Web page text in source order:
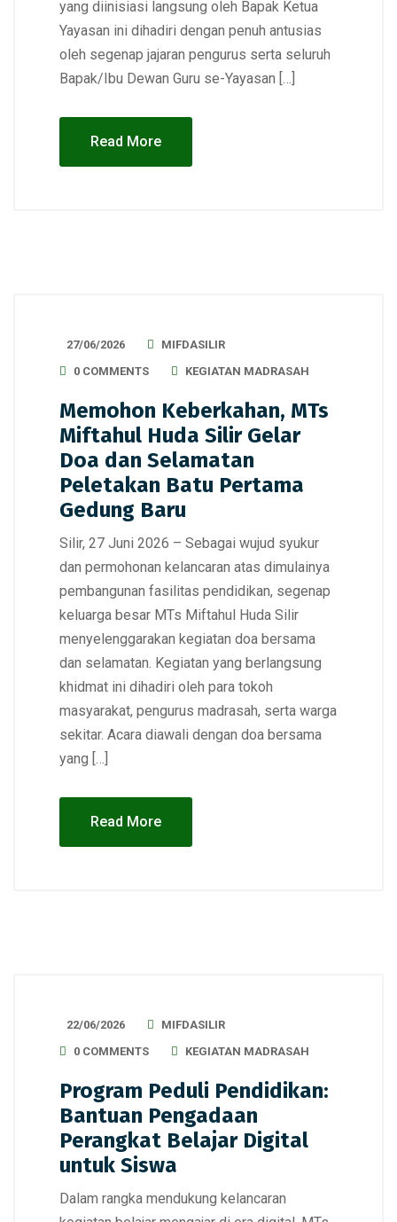
yang diinisiasi langsung oleh Bapak Ketua
Yayasan ini dihadiri dengan penuh antusias
oleh segenap jajaran pengurus serta seluruh
Bapak/Ibu Dewan Guru se-Yayasan […]
Read More
27/06/2026
MIFDASILIR
0 COMMENTS
KEGIATAN MADRASAH
Memohon Keberkahan, MTs
Miftahul Huda Silir Gelar
Doa dan Selamatan
Peletakan Batu Pertama
Gedung Baru
Silir, 27 Juni 2026 – Sebagai wujud syukur
dan permohonan kelancaran atas dimulainya
pembangunan fasilitas pendidikan, segenap
keluarga besar MTs Miftahul Huda Silir
menyelenggarakan kegiatan doa bersama
dan selamatan. Kegiatan yang berlangsung
khidmat ini dihadiri oleh para tokoh
masyarakat, pengurus madrasah, serta warga
sekitar. Acara diawali dengan doa bersama
yang […]
Read More
22/06/2026
MIFDASILIR
0 COMMENTS
KEGIATAN MADRASAH
Program Peduli Pendidikan:
Bantuan Pengadaan
Perangkat Belajar Digital
untuk Siswa
Dalam rangka mendukung kelancaran